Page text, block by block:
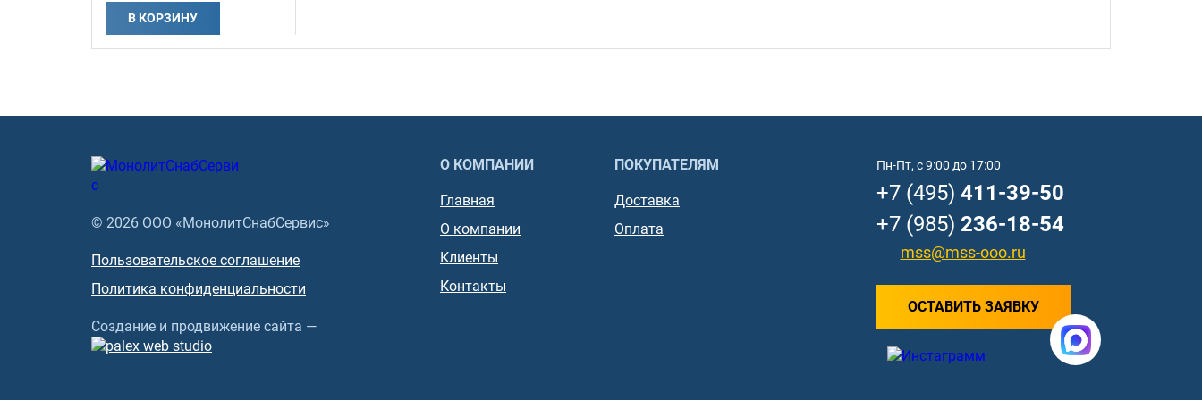
В КОРЗИНУ
© 2026 ООО «МонолитСнабСервис»
Пользовательское соглашение
Политика конфиденциальности
Создание и продвижение сайта —
О КОМПАНИИ
Главная
О компании
Клиенты
Контакты
ПОКУПАТЕЛЯМ
Доставка
Оплата
Пн-Пт, с 9:00 до 17:00
+7 (495) 411-39-50
+7 (985) 236-18-54
mss@mss-ooo.ru
ОСТАВИТЬ ЗАЯВКУ